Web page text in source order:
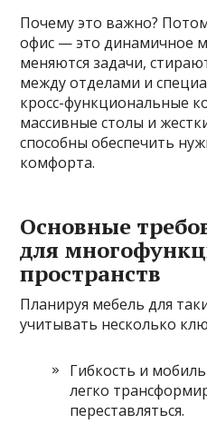
Почему это важно?
офис — это динамичное
меняются задачи,
между отделами и
кросс-функциональные
массивные столы и
способны обеспечить
комфорта.
Основные
для
пространств
Планируя мебель для
учитывать несколько
Гибкость и
легко
переставляться.